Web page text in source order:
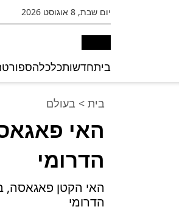
יום שבת, 8 אוגוסט 2026
ביתחדשותכלכלהספורט
בית > בעולם
האי
הדרומי
האי הקטן פאגאסה,
הדרומי